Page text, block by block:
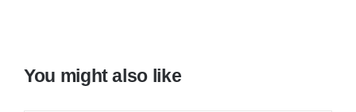
You might also like